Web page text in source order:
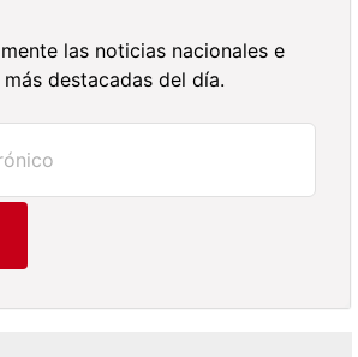
las noticias nacionales e
destacadas del día.